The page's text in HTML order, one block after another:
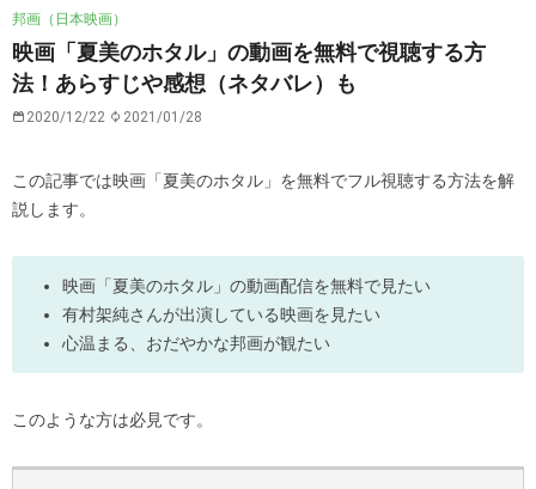
映画「夏美のホタル」の動画を無料で視聴する方
法！あらすじや感想（ネタバレ）も
邦画（日本映画）
2020/12/22 2021/01/28
この記事では映画「夏美のホタル」を無料でフル視聴する方法を解
説します。
映画「夏美のホタル」の動画配信を無料で見たい
有村架純さんが出演している映画を見たい
心温まる、おだやかな邦画が観たい
このような方は必見です。